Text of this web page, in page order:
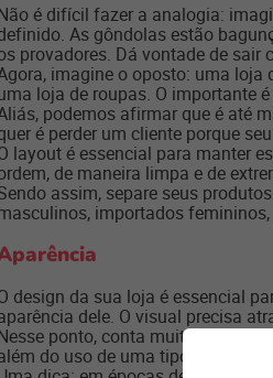
é difícil fazer a analogia:
As gôndolas estão
provadores. Dá vontade de sair
imagine o oposto: uma loja
loja de roupas. O importante
podemos afirmar que é até
é perder um cliente porque
layout é essencial para manter
de maneira limpa e de
assim, separe seus
importados
design da sua loja é essencial
dele. O visual precisa
ponto, conta muito a
do uso de uma tipografia